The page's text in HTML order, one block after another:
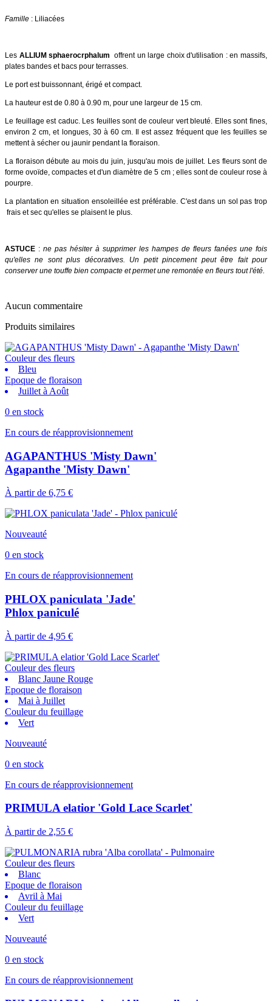
Famille : Liliacées
Les ALLIUM sphaerocrphalumoffrent un large choix d'utilisation : en massifs,
plates bandes et bacs pour terrasses.
Le port est buissonnant, érigé et compact.
La hauteur est de 0.80 à 0.90 m, pour une largeur de 15 cm.
Le feuillage est caduc. Les feuilles sont de couleur vert bleuté. Elles sont fines,
environ 2 cm, et longues, 30 à 60 cm. Il est assez fréquent que les feuilles se
mettent à sécher ou jaunir pendant la floraison.
La floraison débute au mois du juin, jusqu'au mois de juillet. Les fleurs sont de
forme ovoïde, compactes et d'un diamètre de 5 cm ; elles sont de couleur rose à
pourpre.
La plantation en situation ensoleillée est préférable. C'est dans un sol pas trop
frais et sec qu'elles se plaisent le plus.
ASTUCE : ne pas hésiter à supprimer les hampes de fleurs fanées une fois
qu'elles ne sont plus décoratives. Un petit pincement peut être fait pour
conserver une touffe bien compacte et permet une remontée en fleurs tout l'été.
Aucun commentaire
Produits similaires
Couleur des fleurs
Bleu
Epoque de floraison
Juillet à Août
0 en stock
En cours de réapprovisionnement
AGAPANTHUS 'Misty Dawn'
Agapanthe 'Misty Dawn'
À partir de 6,75 €
Nouveauté
0 en stock
En cours de réapprovisionnement
PHLOX paniculata 'Jade'
Phlox paniculé
À partir de 4,95 €
Couleur des fleurs
Blanc Jaune Rouge
Epoque de floraison
Mai à Juillet
Couleur du feuillage
Vert
Nouveauté
0 en stock
En cours de réapprovisionnement
PRIMULA elatior 'Gold Lace Scarlet'
À partir de 2,55 €
Couleur des fleurs
Blanc
Epoque de floraison
Avril à Mai
Couleur du feuillage
Vert
Nouveauté
0 en stock
En cours de réapprovisionnement